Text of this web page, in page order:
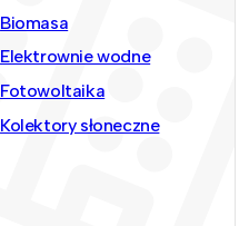
Biomasa
Elektrownie wodne
Fotowoltaika
Kolektory słoneczne